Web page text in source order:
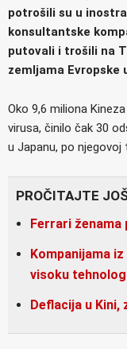
potrošili su u
konsultantske
putovali i trošili na
zemljama Evropske
Oko 9,6 miliona
virusa, činilo čak 30
u Japanu, po
PROČITAJTE
Ferrari ženama
Kompanijama
visoku
Deflacija u Kini,